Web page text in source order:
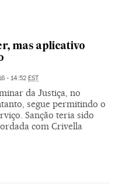
mas aplicativo
- 14:52 EST
da Justiça, no
segue permitindo o
Sanção teria sido
com Crivella